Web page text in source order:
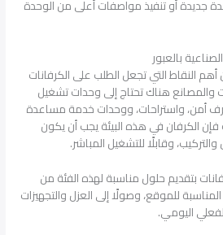
جديدة أو تنفيذ مواصفات أعلى من الوحدة
بالعبور
أهم النقاط التي تجعل الطلب على الكرفانات
والمصانع هناك تحتاج إلى وحدات تشغيل
أمن، واستراحات، ووحدات خدمة مساعدة
الكرفان في هذه البيئة يجب أن يكون
وقابلًا للتشغيل المباشر.
بتقديم حلول مناسبة لهذه الفئة من
للموقع، وصولًا إلى العزل والتجهيزات
اليومي.